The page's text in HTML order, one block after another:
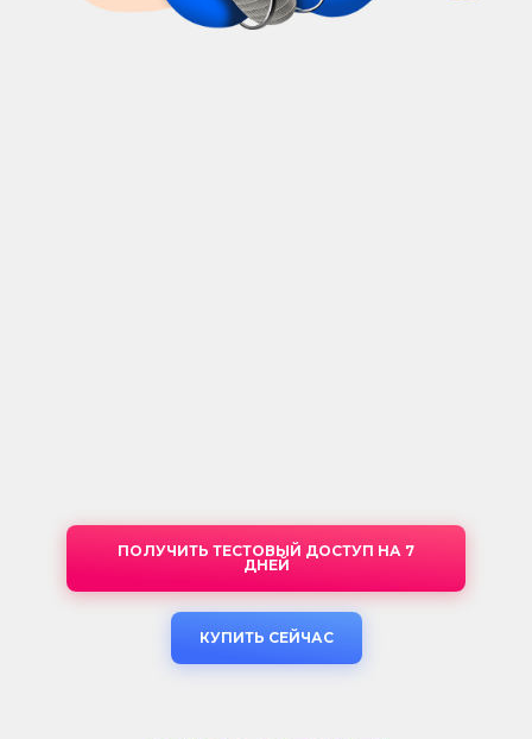
ПОЛУЧИТЬ ТЕСТОВЫЙ ДОСТУП НА 7
ДНЕЙ
КУПИТЬ СЕЙЧАС